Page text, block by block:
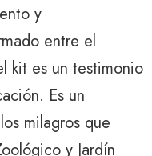
y
entre el
kit es un testimonio
Es un
milagros que
y Jardín